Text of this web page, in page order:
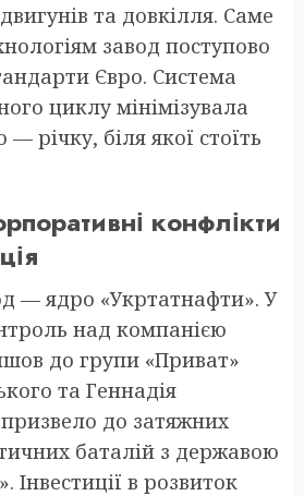
та довкілля. Саме
завод поступово
Євро. Система
циклу мінімізувала
річку, біля якої стоїть
конфлікти
— ядро «Укртатнафти». У
над компанією
до групи «Приват»
та Геннадія
до затяжних
баталій з державою
Інвестиції в розвиток